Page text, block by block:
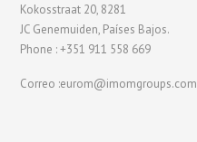
Kokosstraat 20, 8281
JC Genemuiden, Países Bajos.
Phone : +351 911 558 669
Correo :eurom@imomgroups.com